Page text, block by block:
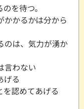
を待つ。
かるかは分から
は、気力が湧か
言わない
げる
認めてあげる